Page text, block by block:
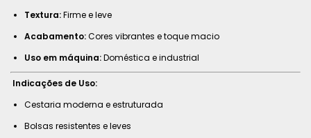
Textura:Firme e leve
Acabamento:Cores vibrantes e toque macio
Uso em máquina:Doméstica e industrial
Indicações de Uso:
Cestaria moderna e estruturada
Bolsas resistentes e leves